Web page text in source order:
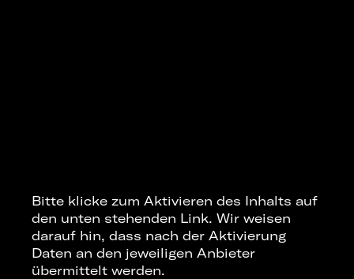
Bitte klicke zum Aktivieren des Inhalts auf
den unten stehenden Link. Wir weisen
darauf hin, dass nach der Aktivierung
Daten an den jeweiligen Anbieter
übermittelt werden.